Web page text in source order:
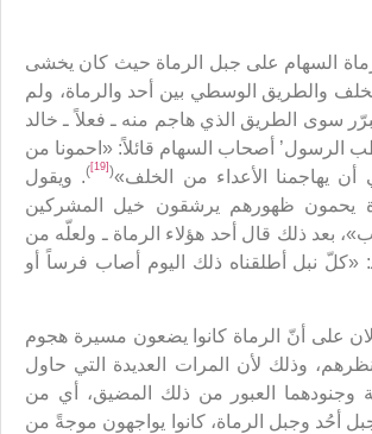
رماة السهام على جبل الرماة حيث كان يخشى
والطريق الوسطي بين أحد والرماة، ولم
سوى الطريق الذي هاجم منه ـ فعلاً ـ خالد
الرسول’ أصحاب السهام قائلاً: «احمونا من
أن يهاجمنا الأعداء من الخلف»(
[19]
). ويقول
يحمون ظهورهم يرشقون خيل المشركين
بعد ذلك قال أحد هؤلاء الرماة ـ ولعلّه من
ـ: «كلّ نبل أطلقناه ذلك اليوم أصاب فرساً أو
على أنّ الرماة كانوا يضعون مسيرة هجوم
وذلك لأن المرات العديدة التي حاول
وجنودهما العبور من ذلك المضيق، أي من
أحُد وجبل الرماة، كانوا يواجهون موجةً من